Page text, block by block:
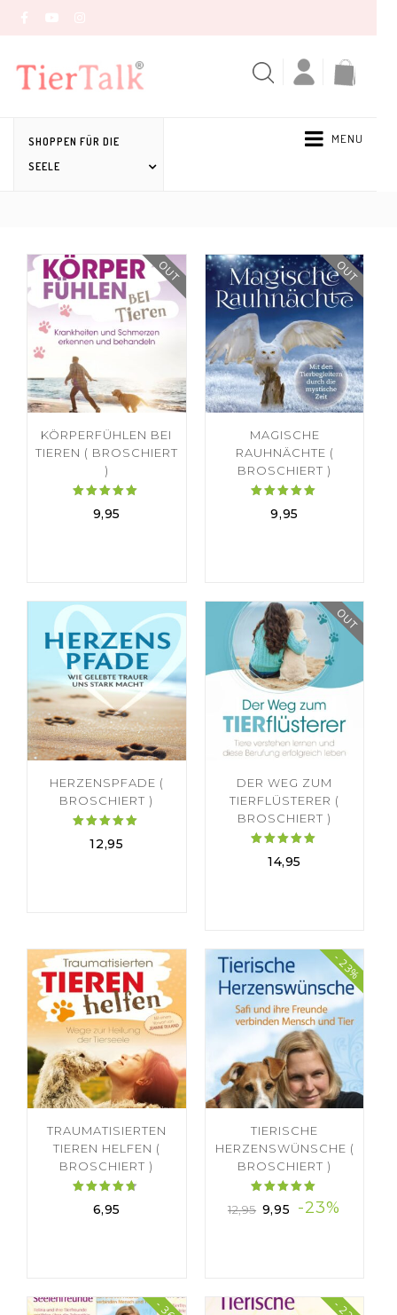
SHOPPEN FÜR DIE
SEELE
MENU
OUT
KÖRPERFÜHLEN BEI
TIEREN ( BROSCHIERT
)
mit
9,95
OUT
MAGISCHE
RAUHNÄCHTE (
BROSCHIERT )
mit
9,95
HERZENSPFADE (
BROSCHIERT )
mit
12,95
OUT
DER WEG ZUM
TIERFLÜSTERER (
BROSCHIERT )
mit
14,95
TRAUMATISIERTEN
TIEREN HELFEN (
BROSCHIERT )
mit
6,95
- 23%
TIERISCHE
HERZENSWÜNSCHE (
BROSCHIERT )
Bewertet
mit
12,95 9,95 -23%